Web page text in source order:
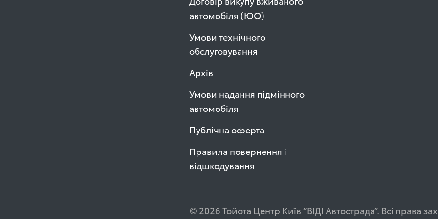
автомобіля (ЮО)
Умови технічного
обслуговування
Архів
Умови надання підмінного
автомобіля
Публічна оферта
Правила повернення і
відшкодування
© 2026 Тойота Центр Київ “ВІДІ Автострада”. Всі права